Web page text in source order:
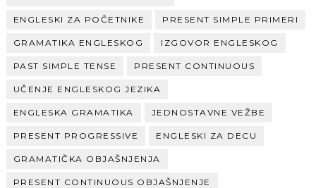
ENGLESKI ZA POČETNIKE PRESENT SIMPLE PRIMERI
GRAMATIKA ENGLESKOG IZGOVOR ENGLESKOG
PAST SIMPLE TENSE PRESENT CONTINUOUS
UČENJE ENGLESKOG JEZIKA
ENGLESKA GRAMATIKA JEDNOSTAVNE VEŽBE
PRESENT PROGRESSIVE ENGLESKI ZA DECU
GRAMATIČKA OBJAŠNJENJA
PRESENT CONTINUOUS OBJAŠNJENJE